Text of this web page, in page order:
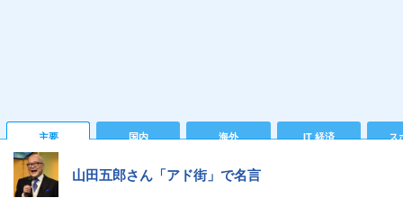
主要 国内 海外 IT 経済 ス
山田五郎さん「アド街」で名言